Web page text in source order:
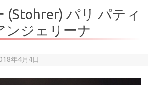
(Stohrer) パリ パティ
ンジェリーナ
年4月4日